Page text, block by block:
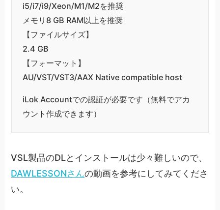
i5/i7/i9/Xeon/M1/M2を推奨
メモリ8 GB RAM以上を推奨
【ファイルサイズ】
2.4 GB
【フォーマット】
AU/VST/VST3/AAX Native compatible host
iLok Accountでの認証が必要です（無料でアカ
ウント作成できます）
VSL製品のDLとインストールは少々難しいので、
DAWLESSONさんの動画を参考にしてみてくださ
い。